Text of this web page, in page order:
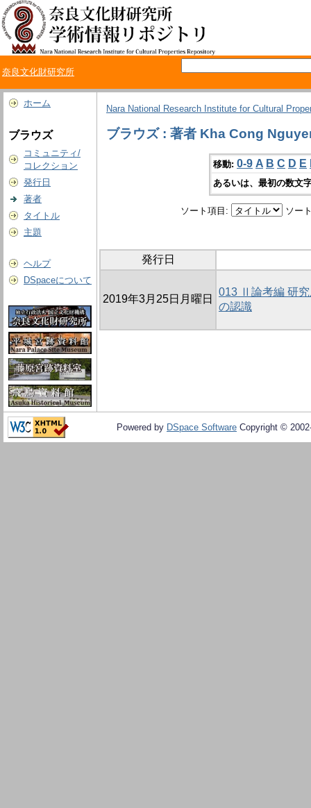
奈良文化財研究所
ホーム
ブラウズ
コミュニティ/
コレクション
発行日
著者
タイトル
主題
ヘルプ
DSpaceについて
Nara National Research Institute for Cultural
ブラウズ : 著者 Kha Cong
移動: 0-9 A B C D E
あるいは、最初の数文
ソート項目: ソー
発行日
2019年3月25日月曜日
013 Ⅱ論考編 研
の認識
Powered by DSpace Software Copyright ©